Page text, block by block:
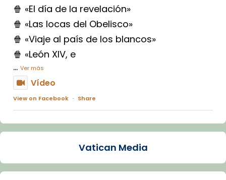
🍿 «El día de la revelación»
🍿 «Las locas del Obelisco»
🍿 «Viaje al país de los blancos»
🍿 «León XIV, e
... Ver más
Vídeo
View on Facebook · Share
Arquebisbat de Barcelona
La Carmina va patir depressió. Fa gairebé
dos mesos, a l'Estadi Lluís Companys, la
Vatican Media